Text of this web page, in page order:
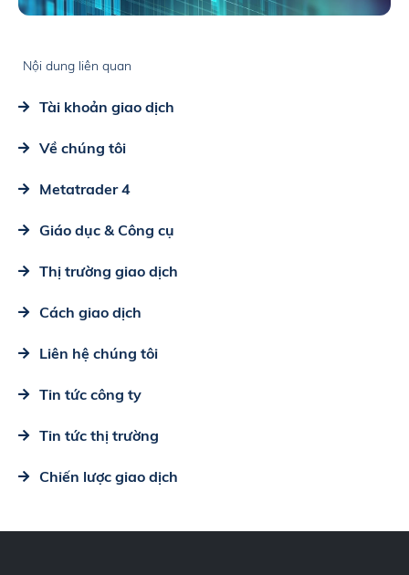
Nội dung liên quan
Tài khoản giao dịch
Về chúng tôi
Metatrader 4
Giáo dục & Công cụ
Thị trường giao dịch
Cách giao dịch
Liên hệ chúng tôi
Tin tức công ty
Tin tức thị trường
Chiến lược giao dịch